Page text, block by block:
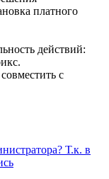
платного
действий:
с
Т.к. в